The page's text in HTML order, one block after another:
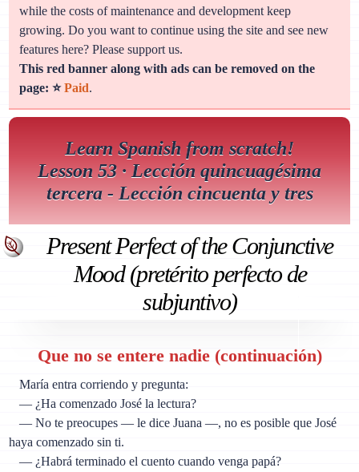
while the costs of maintenance and development keep
growing. Do you want to continue using the site and see new
features here? Please support us.
This red banner along with ads can be removed on the
page: ⭐Paid.
Learn Spanish from scratch!
Lesson 53 · Lección quincuagésima
tercera - Lección cincuenta y tres
Present Perfect of the Conjunctive
Mood (pretérito perfecto de
subjuntivo)
Que no se entere nadie (continuación)
María entra corriendo y pregunta:
— ¿Ha comenzado José la lectura?
— No te preocupes — le dice Juana —, no es posible que José
haya comenzado sin ti.
— ¿Habrá terminado el cuento cuando venga papá?